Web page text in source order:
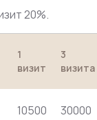
20%.
1
визит
3
визита
10500 30000